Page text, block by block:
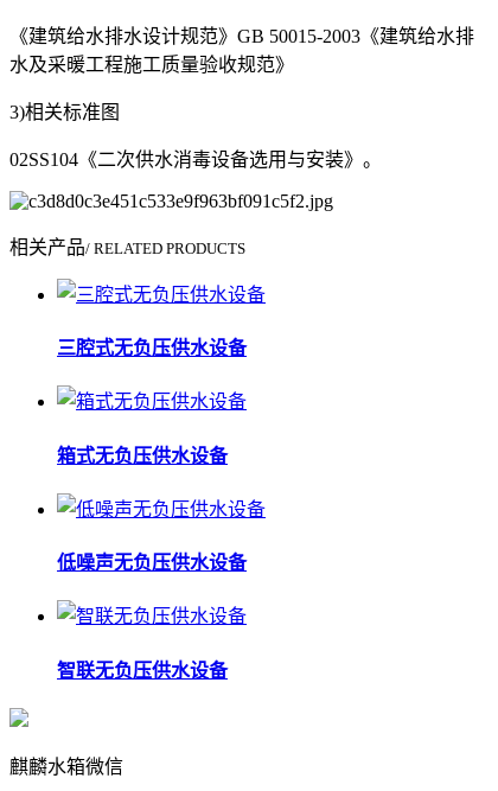
《建筑给水排水设计规范》GB 50015-2003 《建筑给水排
水及采暖工程施工质量验收规范》
3)相关标准图
02SS104《二次供水消毒设备选用与安装》。
相关产品/ RELATED PRODUCTS
三腔式无负压供水设备
箱式无负压供水设备
低噪声无负压供水设备
智联无负压供水设备
麒麟水箱微信